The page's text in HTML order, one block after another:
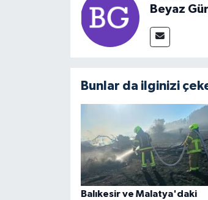
Beyaz
Bunlar da ilginizi
Balıkesir ve Malatya'daki